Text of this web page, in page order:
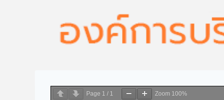
Page 1 / 1 Zoom 100%